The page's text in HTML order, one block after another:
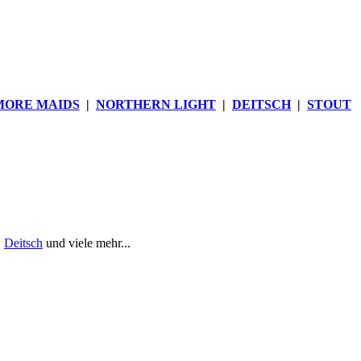
MAIDS| NORTHERN LIGHT| DEITSCH|STOUT
Deitsch und viele mehr...